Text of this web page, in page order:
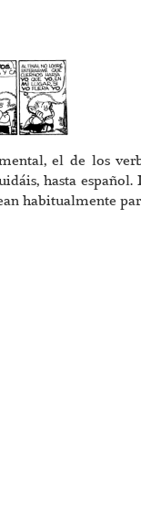
el de los
hasta
habitualmente